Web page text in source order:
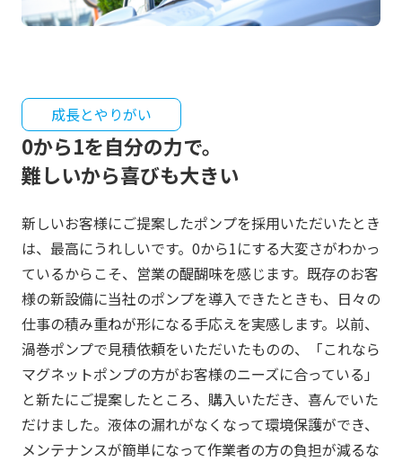
成長とやりがい
0から1を自分の力で。
難しいから喜びも大きい
新しいお客様にご提案したポンプを採用いただいたとき
は、最高にうれしいです。0から1にする大変さがわかっ
ているからこそ、営業の醍醐味を感じます。既存のお客
様の新設備に当社のポンプを導入できたときも、日々の
仕事の積み重ねが形になる手応えを実感します。以前、
渦巻ポンプで見積依頼をいただいたものの、「これなら
マグネットポンプの方がお客様のニーズに合っている」
と新たにご提案したところ、購入いただき、喜んでいた
だけました。液体の漏れがなくなって環境保護ができ、
メンテナンスが簡単になって作業者の方の負担が減るな